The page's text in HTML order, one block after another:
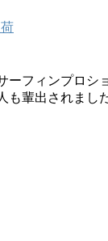
フィンプロシ
輩出されました